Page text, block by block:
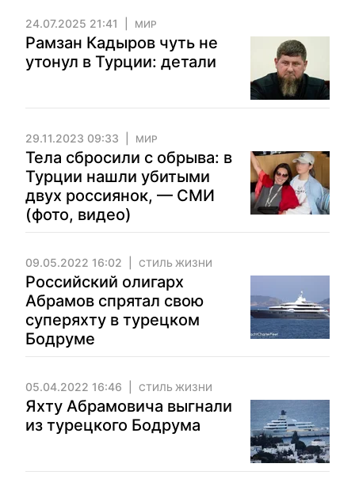
24.07.2025 21:41 МИР
Рамзан Кадыров чуть не
утонул в Турции: детали
29.11.2023 09:33 МИР
Тела сбросили с обрыва: в
Турции нашли убитыми
двух россиянок, — СМИ
(фото, видео)
09.05.2022 16:02 СТИЛЬ ЖИЗНИ
Российский олигарх
Абрамов спрятал свою
суперяхту в турецком
Бодруме
05.04.2022 16:46 СТИЛЬ ЖИЗНИ
Яхту Абрамовича выгнали
из турецкого Бодрума